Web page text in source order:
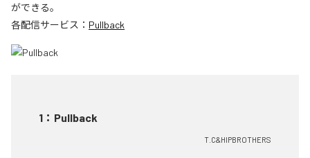
ができる。
各配信サービス： Pullback
1 ： Pullback
T.C&HIPBROTHERS